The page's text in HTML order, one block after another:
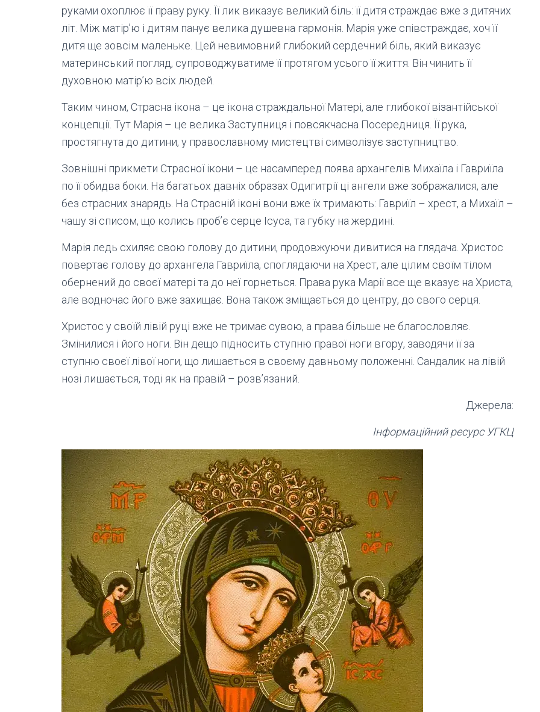
руками охоплює її праву руку. Її лик виказує великий біль: її дитя страждає вже з дитячих
літ. Між матір’ю і дитям панує велика душевна гармонія. Марія уже співстраждає, хоч її
дитя ще зовсім маленьке. Цей невимовний глибокий сердечний біль, який виказує
материнський погляд, супроводжуватиме її протягом усього її життя. Він чинить її
духовною матір’ю всіх людей.
Таким чином, Страсна ікона – це ікона страждальної Матері, але глибокої візантійської
концепції. Тут Марія – це велика Заступниця і повсякчасна Посередниця. Її рука,
простягнута до дитини, у православному мистецтві символізує заступництво.
Зовнішні прикмети Страсної ікони – це насамперед поява архангелів Михаїла і Гавриїла
по її обидва боки. На багатьох давніх образах Одигитрії ці ангели вже зображалися, але
без страсних знарядь. На Страсній іконі вони вже їх тримають: Гавриїл – хрест, а Михаїл –
чашу зі списом, що колись проб’є серце Ісуса, та губку на жердині.
Марія ледь схиляє свою голову до дитини, продовжуючи дивитися на глядача. Христос
повертає голову до архангела Гавриїла, споглядаючи на Хрест, але цілим своїм тілом
обернений до своєї матері та до неї горнеться. Права рука Марії все ще вказує на Христа,
але водночас його вже захищає. Вона також зміщається до центру, до свого серця.
Христос у своїй лівій руці вже не тримає сувою, а права більше не благословляє.
Змінилися і його ноги. Він дещо підносить ступню правої ноги вгору, заводячи її за
ступню своєї лівої ноги, що лишається в своєму давньому положенні. Сандалик на лівій
нозі лишається, тоді як на правій – розв’язаний.
Джерела:
Інформаційний ресурс УГКЦ